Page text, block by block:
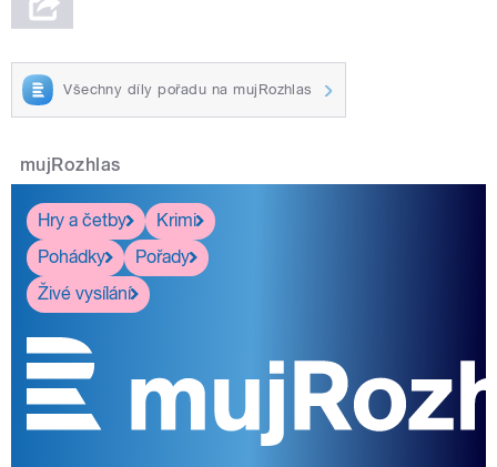
Všechny díly pořadu na mujRozhlas
mujRozhlas
Hry a četby
Krimi
Pohádky
Pořady
Živé vysílání